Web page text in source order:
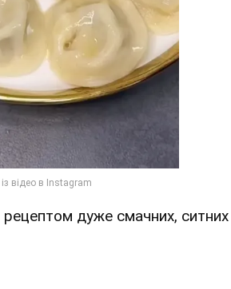
рецептом дуже смачних, ситних